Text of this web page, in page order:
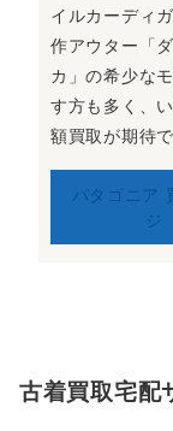
イルカーディ
作アウター「
カ」の希少な
す方も多く、
額買取が期待で
パタゴニア
ジ
古着買取宅配